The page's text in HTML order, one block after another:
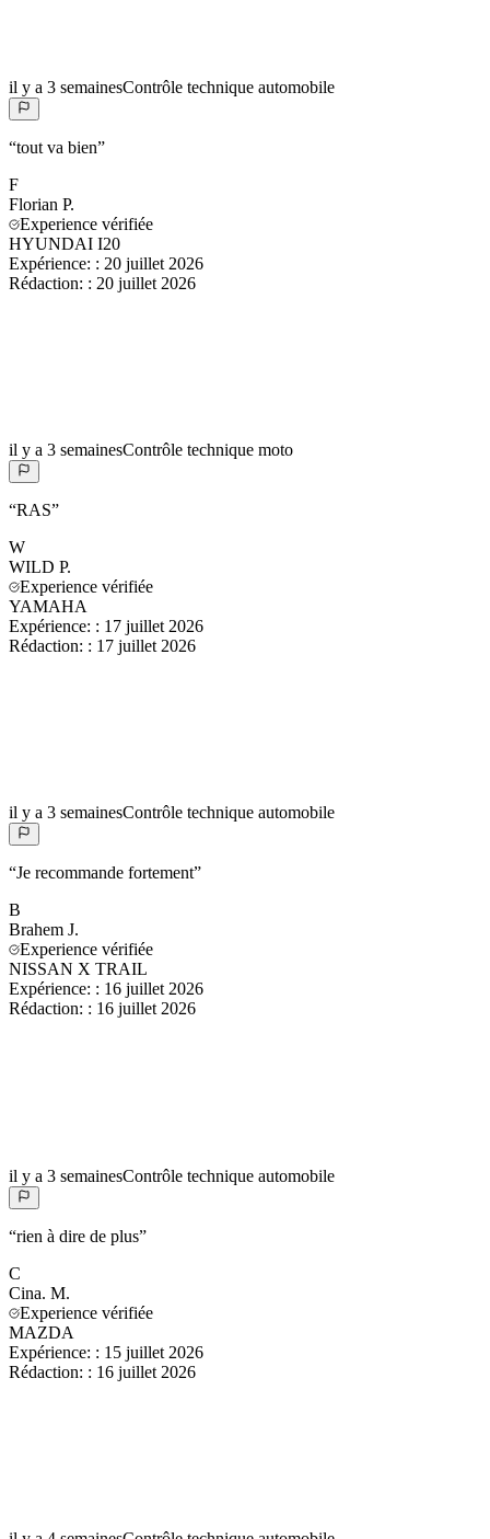
il y a 3 semainesContrôle technique automobile
“tout va bien”
F
Florian P.
Experience vérifiée
HYUNDAI I20
Expérience: : 20 juillet 2026
Rédaction: : 20 juillet 2026
il y a 3 semainesContrôle technique moto
“RAS”
W
WILD P.
Experience vérifiée
YAMAHA
Expérience: : 17 juillet 2026
Rédaction: : 17 juillet 2026
il y a 3 semainesContrôle technique automobile
“Je recommande fortement”
B
Brahem J.
Experience vérifiée
NISSAN X TRAIL
Expérience: : 16 juillet 2026
Rédaction: : 16 juillet 2026
il y a 3 semainesContrôle technique automobile
“rien à dire de plus”
C
Cina. M.
Experience vérifiée
MAZDA
Expérience: : 15 juillet 2026
Rédaction: : 16 juillet 2026